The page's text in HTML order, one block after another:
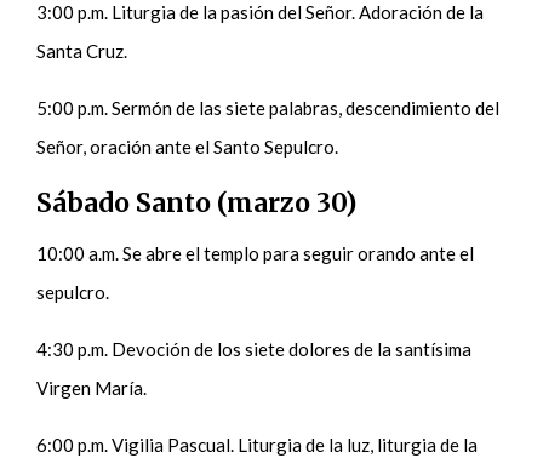
3:00 p.m. Liturgia de la pasión del Señor. Adoración de la
Santa Cruz.
5:00 p.m. Sermón de las siete palabras, descendimiento del
Señor, oración ante el Santo Sepulcro.
Sábado Santo (marzo 30)
10:00 a.m. Se abre el templo para seguir orando ante el
sepulcro.
4:30 p.m. Devoción de los siete dolores de la santísima
Virgen María.
6:00 p.m. Vigilia Pascual. Liturgia de la luz, liturgia de la